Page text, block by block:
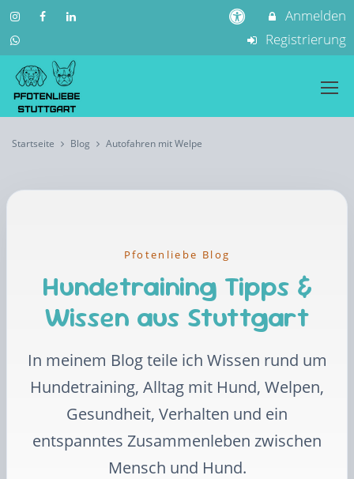
Anmelden
Registrierung
Startseite Blog Autofahren mit Welpe
Pfotenliebe Blog
Hundetraining Tipps &
Wissen aus Stuttgart
In meinem Blog teile ich Wissen rund um
Hundetraining, Alltag mit Hund, Welpen,
Gesundheit, Verhalten und ein
entspanntes Zusammenleben zwischen
Mensch und Hund.